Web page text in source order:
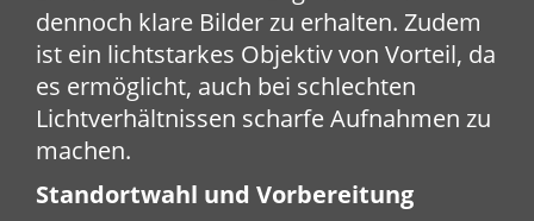
dennoch klare Bilder zu erhalten. Zudem
ist ein lichtstarkes Objektiv von Vorteil, da
es ermöglicht, auch bei schlechten
Lichtverhältnissen scharfe Aufnahmen zu
machen.
Standortwahl und Vorbereitung